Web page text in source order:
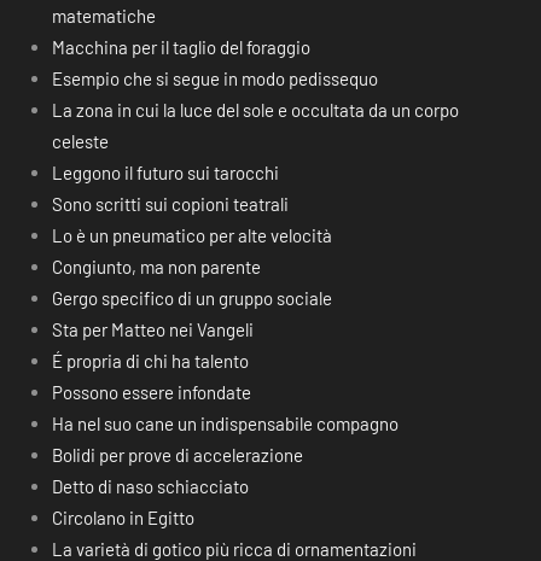
matematiche
Macchina per il taglio del foraggio
Esempio che si segue in modo pedissequo
La zona in cui la luce del sole e occultata da un corpo
celeste
Leggono il futuro sui tarocchi
Sono scritti sui copioni teatrali
Lo è un pneumatico per alte velocità
Congiunto, ma non parente
Gergo specifico di un gruppo sociale
Sta per Matteo nei Vangeli
É propria di chi ha talento
Possono essere infondate
Ha nel suo cane un indispensabile compagno
Bolidi per prove di accelerazione
Detto di naso schiacciato
Circolano in Egitto
La varietà di gotico più ricca di ornamentazioni